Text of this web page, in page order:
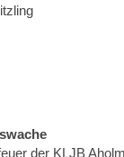
der KLJB